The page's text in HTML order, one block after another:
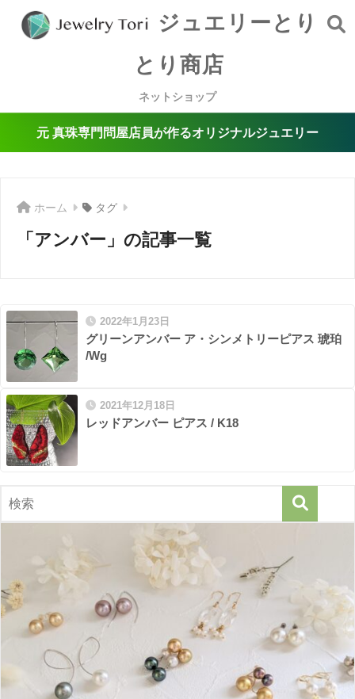
ジュエリーとり
とり商店
ネットショップ
元 真珠専門問屋店員が作るオリジナルジュエリー
ホーム タグ
「アンバー」の記事一覧
2022年1月23日
グリーンアンバー ア・シンメトリーピアス 琥珀
/Wg
2021年12月18日
レッドアンバー ピアス / K18